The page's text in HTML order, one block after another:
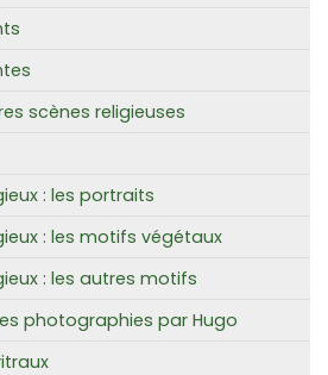
scènes religieuses
: les portraits
: les motifs végétaux
: les autres motifs
photographies par Hugo